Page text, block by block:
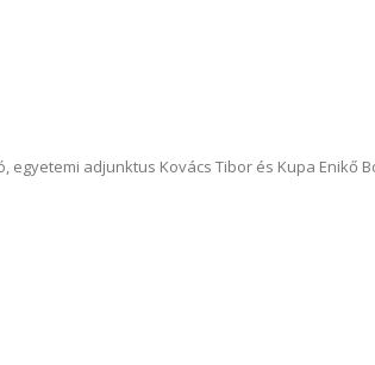
adjunktus Kovács Tibor és Kupa Enikő